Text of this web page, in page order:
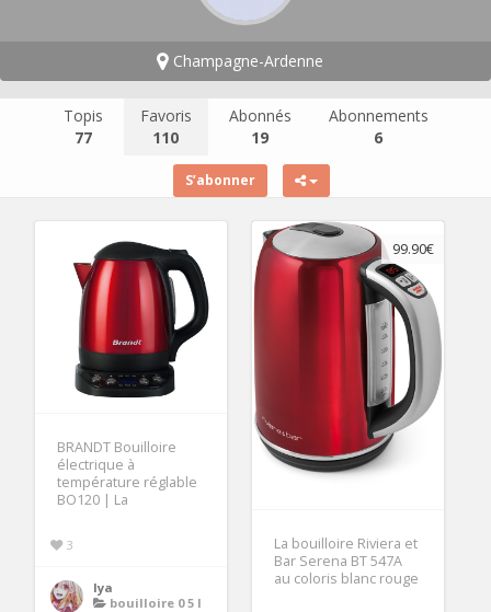
Champagne-Ardenne
Topis
77
Favoris
110
Abonnés
19
Abonnements
6
S’abonner
BRANDT Bouilloire
électrique à
température réglable
BO120 | La
3
lya
bouilloire 0 5 l
99.90€
La bouilloire Riviera et
Bar Serena BT 547A
au coloris blanc rouge